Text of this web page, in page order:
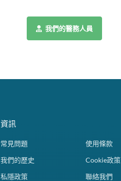
我們的醫務人員
資訊
常見問題
我們的歷史
私隱政策
使用條款
Cookie政策
聯絡我們